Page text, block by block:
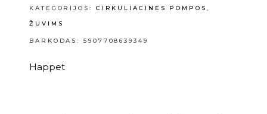
KATEGORIJOS: CIRKULIACINĖS POMPOS
ŽUVIMS
BARKODAS: 5907708639349
Happet